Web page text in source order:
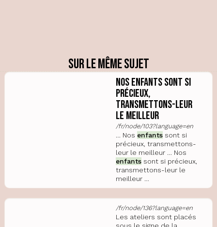
Sur le même sujet
Nos enfants sont si
précieux,
transmettons-leur
le meilleur
/fr/node/103?language=en
… Nos enfants sont si
précieux, transmettons-
leur le meilleur … Nos
enfants sont si précieux,
transmettons-leur le
meilleur …
/fr/node/136?language=en
Les ateliers sont placés